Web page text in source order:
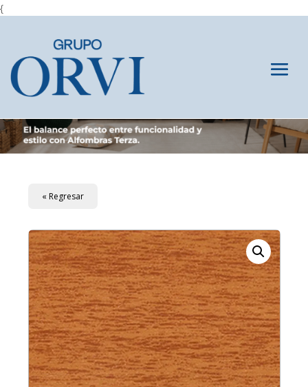
{
« Regresar